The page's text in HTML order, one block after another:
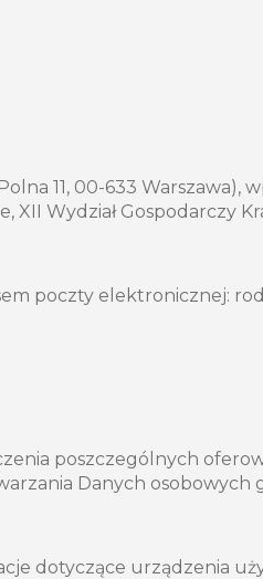
11, 00-633 Warszawa),
Wydział Gospodarczy
poczty elektronicznej:
poszczególnych
Danych osobowych
dotyczące urządzenia